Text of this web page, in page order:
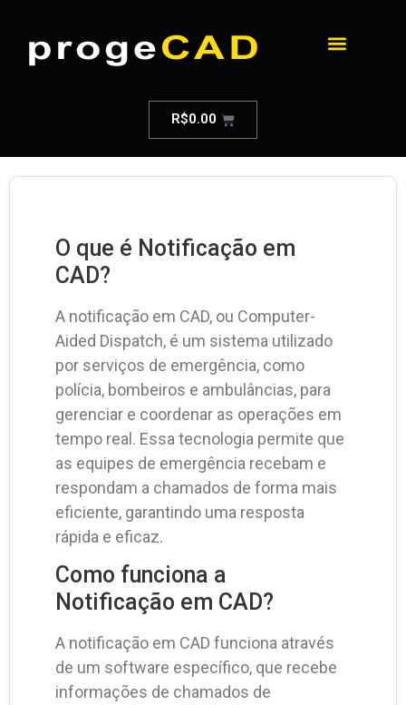
R$0.00
O que é Notificação em
CAD?
A notificação em CAD, ou Computer-
Aided Dispatch, é um sistema utilizado
por serviços de emergência, como
polícia, bombeiros e ambulâncias, para
gerenciar e coordenar as operações em
tempo real. Essa tecnologia permite que
as equipes de emergência recebam e
respondam a chamados de forma mais
eficiente, garantindo uma resposta
rápida e eficaz.
Como funciona a
Notificação em CAD?
A notificação em CAD funciona através
de um software específico, que recebe
informações de chamados de